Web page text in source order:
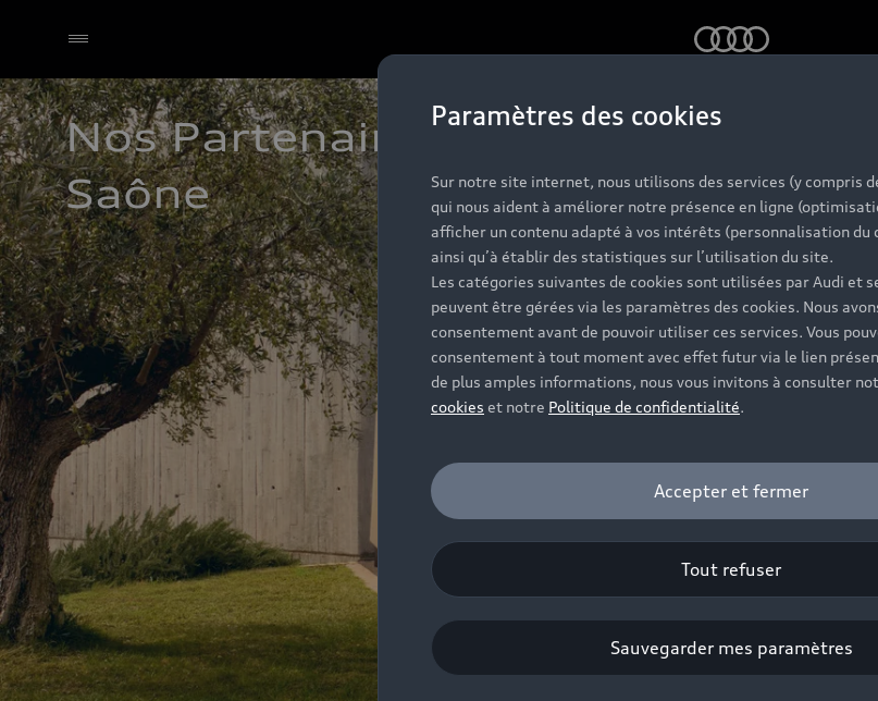
Sélectionner un Partenaire
Nos Partenaires Audi, la
Saône
Paramètres des cookies
Sur notre site internet, nous utilisons des services (y compris
qui nous aident à améliorer notre présence en ligne
afficher un contenu adapté à vos intérêts (personnalisation du
ainsi qu’à établir des statistiques sur l’utilisation du site.
Les catégories suivantes de cookies sont utilisées par Audi et
peuvent être gérées via les paramètres des cookies. Nous
consentement avant de pouvoir utiliser ces services. Vous
consentement à tout moment avec effet futur via le lien
de plus amples informations, nous vous invitons à consulter
cookies et notre Politique de confidentialité.
Accepter et fermer
Tout refuser
Sauvegarder mes paramètres